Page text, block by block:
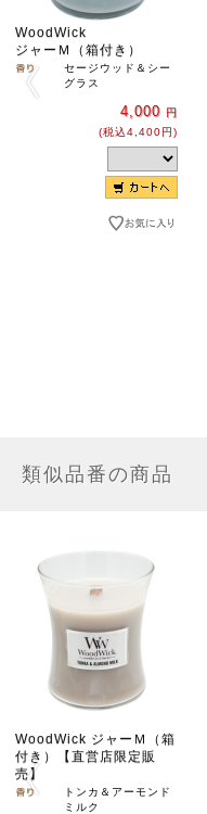
WoodWick
ジャーＭ（箱付き）
セージウッド＆シー
グラス
4,000 円
(税込4,400円)
類似品番の商品
WoodWick ジャーＭ（箱
付き）【直営店限定販
売】
トンカ＆アーモンド
ミルク